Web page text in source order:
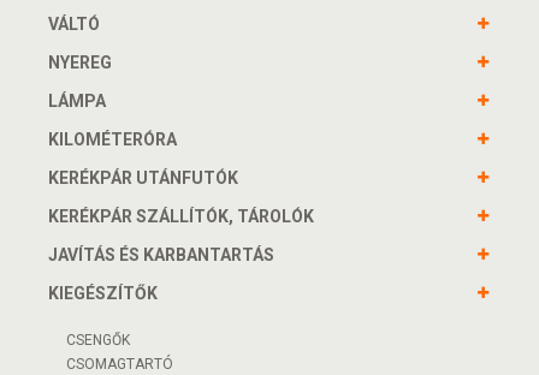
VÁLTÓ
NYEREG
LÁMPA
KILOMÉTERÓRA
KERÉKPÁR UTÁNFUTÓK
KERÉKPÁR SZÁLLÍTÓK, TÁROLÓK
JAVÍTÁS ÉS KARBANTARTÁS
KIEGÉSZÍTŐK
CSENGŐK
CSOMAGTARTÓ